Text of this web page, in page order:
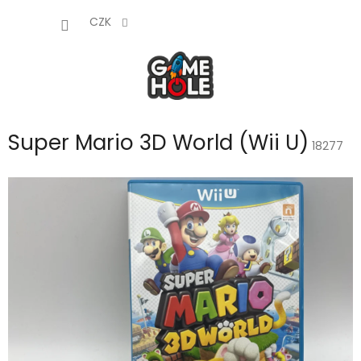
CZK
Super Mario 3D World (Wii U) 18277